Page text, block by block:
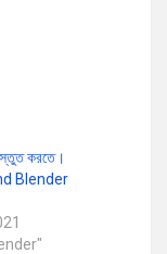
করতে।
Blender